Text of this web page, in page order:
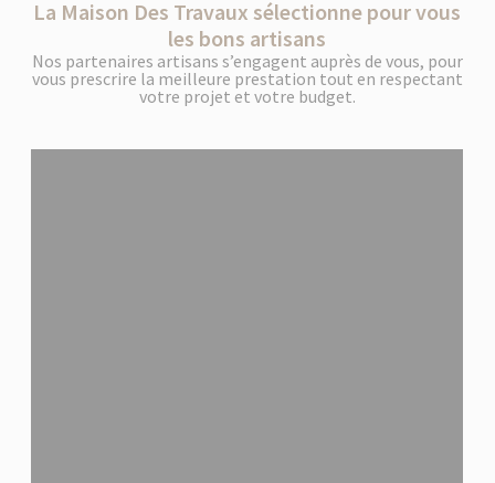
La Maison Des Travaux sélectionne pour vous
les bons artisans
Nos partenaires artisans s’engagent auprès de vous, pour
vous prescrire la meilleure prestation tout en respectant
votre projet et votre budget.